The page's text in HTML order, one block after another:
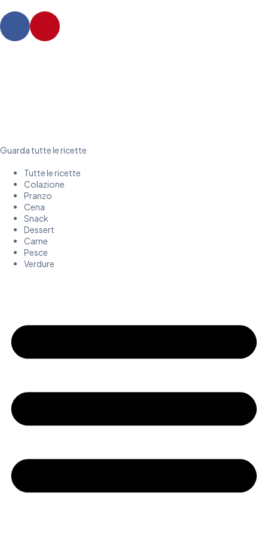
Guarda tutte le ricette
Tutte le ricette
Colazione
Pranzo
Cena
Snack
Dessert
Carne
Pesce
Verdure